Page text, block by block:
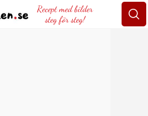
Recept med bilder
steg för steg!